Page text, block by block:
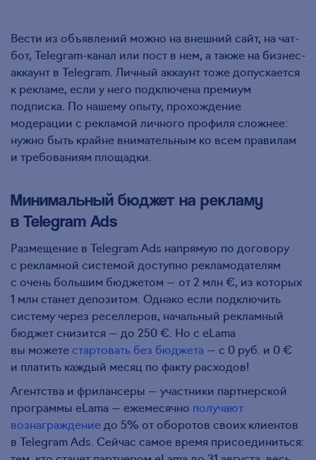
Вести из объявлений можно на внешний сайт, на чат-
бот, Telegram-канал или пост в нем, а также на бизнес-
аккаунт в Telegram. Личный аккаунт тоже допускается
к рекламе, если у него подключена премиум
подписка. По нашему опыту, прохождение
модерации с рекламой личного профиля сложнее:
нужно быть крайне внимательным ко всем правилам
и требованиям площадки.
Минимальный бюджет на рекламу
в Telegram Ads
Размещение в Telegram Ads напрямую по договору
с рекламной системой доступно рекламодателям
с очень большим бюджетом — от 2 млн €, из которых
1 млн станет депозитом. Однако если подключить
систему через реселлеров, начальный рекламный
бюджет снизится — до 250 €. Но с eLama
вы можете стартовать без бюджета — с 0 руб. и 0 €
и платить каждый месяц по факту расходов!
Агентства и фрилансеры — участники партнерской
программы eLama — ежемесячно получают
вознаграждение до 5% от оборотов своих клиентов
в Telegram Ads. Сейчас самое время присоединиться: